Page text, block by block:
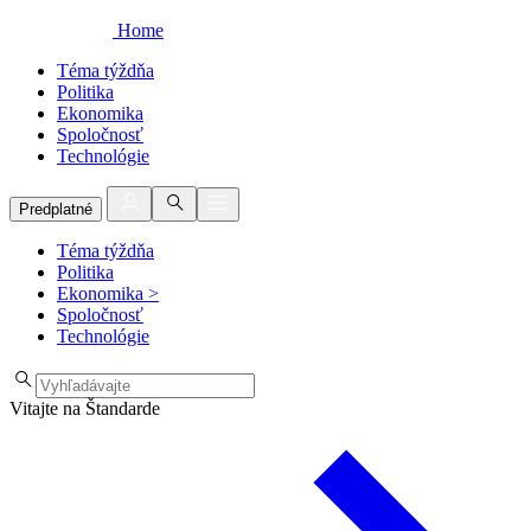
Home
Téma týždňa
Politika
Ekonomika
Spoločnosť
Technológie
Predplatné
Téma týždňa
Politika
Ekonomika >
Spoločnosť
Technológie
Vitajte na Štandarde